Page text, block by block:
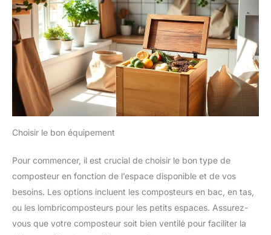
Choisir le bon équipement
Pour commencer, il est crucial de choisir le bon type de
composteur en fonction de l’espace disponible et de vos
besoins. Les options incluent les composteurs en bac, en tas,
ou les lombricomposteurs pour les petits espaces. Assurez-
vous que votre composteur soit bien ventilé pour faciliter la